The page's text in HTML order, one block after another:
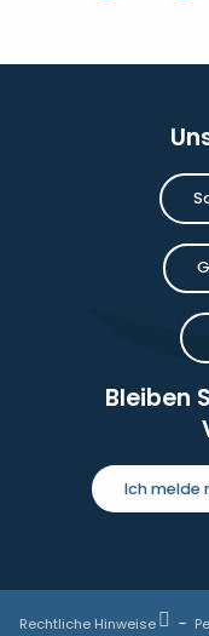
Bleiben
Ich melde
Rechtliche Hinweise